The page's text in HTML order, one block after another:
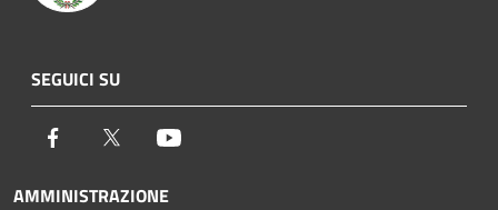
SEGUICI SU
Facebook Twitter
AMMINISTRAZIONE